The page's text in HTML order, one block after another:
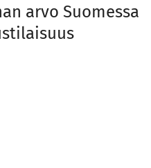
arvo Suomessa